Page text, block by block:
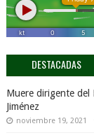
DESTACADAS
Muere dirigente del
Jiménez
noviembre 19, 2021